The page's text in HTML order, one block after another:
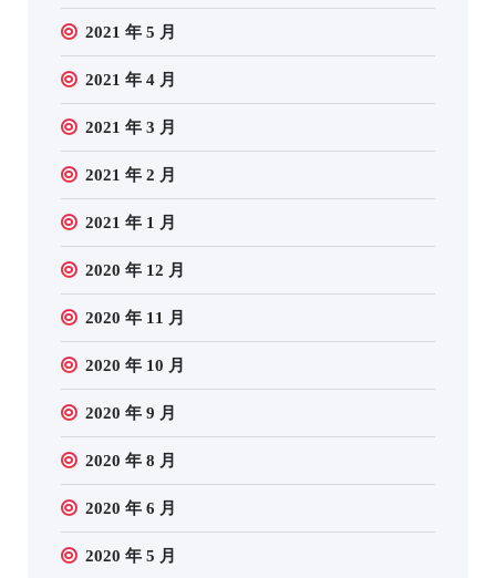
2021 年 5 月
2021 年 4 月
2021 年 3 月
2021 年 2 月
2021 年 1 月
2020 年 12 月
2020 年 11 月
2020 年 10 月
2020 年 9 月
2020 年 8 月
2020 年 6 月
2020 年 5 月